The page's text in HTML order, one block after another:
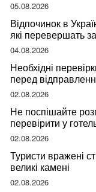
05.08.2026
Відпочинок в
які перевершать
04.08.2026
Необхідні
перед
02.08.2026
Не поспішайте
перевірити у
мандрівниці
02.08.2026
Туристи вражені
великі камені
02.08.2026